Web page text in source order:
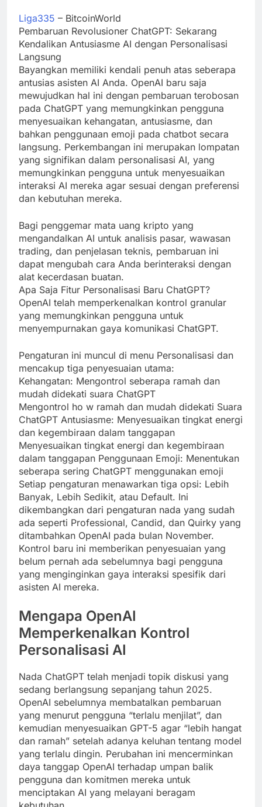
Liga335 – BitcoinWorld
Pembaruan Revolusioner ChatGPT: Sekarang
Kendalikan Antusiasme AI dengan Personalisasi
Langsung
Bayangkan memiliki kendali penuh atas seberapa
antusias asisten AI Anda. OpenAI baru saja
mewujudkan hal ini dengan pembaruan terobosan
pada ChatGPT yang memungkinkan pengguna
menyesuaikan kehangatan, antusiasme, dan
bahkan penggunaan emoji pada chatbot secara
langsung. Perkembangan ini merupakan lompatan
yang signifikan dalam personalisasi AI, yang
memungkinkan pengguna untuk menyesuaikan
interaksi AI mereka agar sesuai dengan preferensi
dan kebutuhan mereka.
Bagi penggemar mata uang kripto yang
mengandalkan AI untuk analisis pasar, wawasan
trading, dan penjelasan teknis, pembaruan ini
dapat mengubah cara Anda berinteraksi dengan
alat kecerdasan buatan.
Apa Saja Fitur Personalisasi Baru ChatGPT?
OpenAI telah memperkenalkan kontrol granular
yang memungkinkan pengguna untuk
menyempurnakan gaya komunikasi ChatGPT.
Pengaturan ini muncul di menu Personalisasi dan
mencakup tiga penyesuaian utama:
Kehangatan: Mengontrol seberapa ramah dan
mudah didekati suara ChatGPT
Mengontrol ho w ramah dan mudah didekati Suara
ChatGPT Antusiasme: Menyesuaikan tingkat energi
dan kegembiraan dalam tanggapan
Menyesuaikan tingkat energi dan kegembiraan
dalam tanggapan Penggunaan Emoji: Menentukan
seberapa sering ChatGPT menggunakan emoji
Setiap pengaturan menawarkan tiga opsi: Lebih
Banyak, Lebih Sedikit, atau Default. Ini
dikembangkan dari pengaturan nada yang sudah
ada seperti Professional, Candid, dan Quirky yang
ditambahkan OpenAI pada bulan November.
Kontrol baru ini memberikan penyesuaian yang
belum pernah ada sebelumnya bagi pengguna
yang menginginkan gaya interaksi spesifik dari
asisten AI mereka.
Mengapa OpenAI
Memperkenalkan Kontrol
Personalisasi AI
Nada ChatGPT telah menjadi topik diskusi yang
sedang berlangsung sepanjang tahun 2025.
OpenAI sebelumnya membatalkan pembaruan
yang menurut pengguna “terlalu menjilat”, dan
kemudian menyesuaikan GPT-5 agar “lebih hangat
dan ramah” setelah adanya keluhan tentang model
yang terlalu dingin. Perubahan ini mencerminkan
daya tanggap OpenAI terhadap umpan balik
pengguna dan komitmen mereka untuk
menciptakan AI yang melayani beragam